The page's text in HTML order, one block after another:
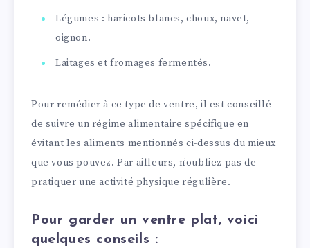
Légumes : haricots blancs, choux, navet,
oignon.
Laitages et fromages fermentés.
Pour remédier à ce type de ventre, il est conseillé
de suivre un régime alimentaire spécifique en
évitant les aliments mentionnés ci-dessus du mieux
que vous pouvez. Par ailleurs, n’oubliez pas de
pratiquer une activité physique régulière.
Pour garder un ventre plat, voici
quelques conseils :